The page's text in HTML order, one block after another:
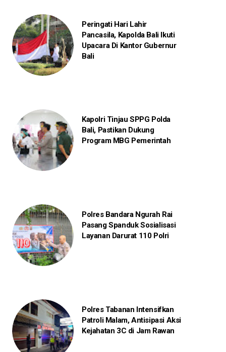
Peringati Hari Lahir
Pancasila, Kapolda Bali Ikuti
Upacara Di Kantor Gubernur
Bali
Kapolri Tinjau SPPG Polda
Bali, Pastikan Dukung
Program MBG Pemerintah
Polres Bandara Ngurah Rai
Pasang Spanduk Sosialisasi
Layanan Darurat 110 Polri
Polres Tabanan Intensifkan
Patroli Malam, Antisipasi Aksi
Kejahatan 3C di Jam Rawan